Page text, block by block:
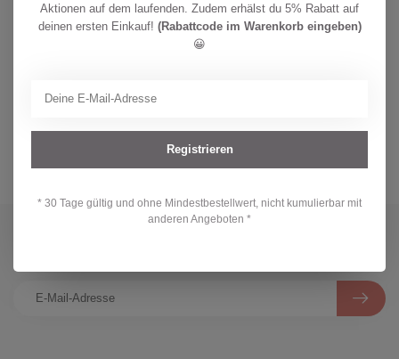
Aktionen auf dem laufenden. Zudem erhälst du 5% Rabatt auf
deinen ersten Einkauf! (Rabattcode im Warenkorb eingeben)
😀
Registrieren
* 30 Tage gültig und ohne Mindestbestellwert, nicht kumulierbar mit
anderen Angeboten *